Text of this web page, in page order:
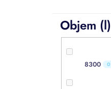
Objem (l)
8300 0